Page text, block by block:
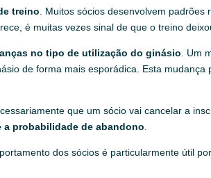
treino . Muitos sócios desenvolvem
é muitas vezes sinal de que o treino
no tipo de utilização do ginásio . Um
de forma mais esporádica. Esta
que um sócio vai cancelar a
probabilidade de abandono
dos sócios é particularmente útil